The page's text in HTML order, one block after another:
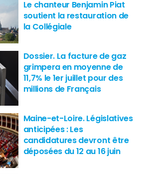
Le chanteur Benjamin Piat
soutient la restauration de
la Collégiale
Dossier. La facture de gaz
grimpera en moyenne de
11,7% le 1er juillet pour des
millions de Français
Maine-et-Loire. Législatives
anticipées : Les
candidatures devront être
déposées du 12 au 16 juin